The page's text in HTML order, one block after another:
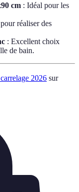
cm : Idéal pour les
réaliser des
: Excellent choix
de bain.
2026 sur